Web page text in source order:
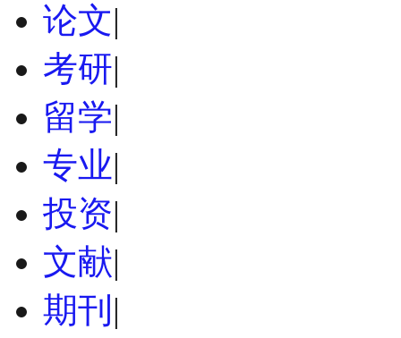
论文|
考研|
留学|
专业|
投资|
文献|
期刊 |